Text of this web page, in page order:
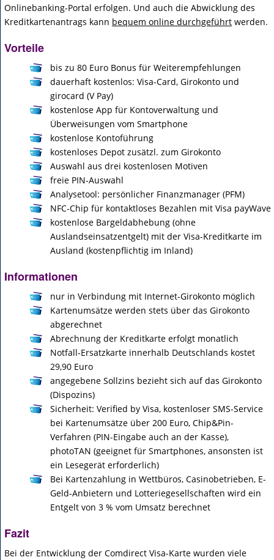
Onlinebanking-Portal erfolgen. Und auch die Abwicklung des
Kreditkartenantrags kann bequem online durchgeführt werden.
Vorteile
bis zu 80 Euro Bonus für Weiterempfehlungen
dauerhaft kostenlos: Visa-Card, Girokonto und
girocard (V Pay)
kostenlose App für Kontoverwaltung und
Überweisungen vom Smartphone
kostenlose Kontoführung
kostenloses Depot zusätzl. zum Girokonto
Auswahl aus drei kostenlosen Motiven
freie PIN-Auswahl
Analysetool: persönlicher Finanzmanager (PFM)
NFC-Chip für kontaktloses Bezahlen mit Visa payWave
kostenlose Bargeldabhebung (ohne
Auslandseinsatzentgelt) mit der Visa-Kreditkarte im
Ausland (kostenpflichtig im Inland)
Informationen
nur in Verbindung mit Internet-Girokonto möglich
Kartenumsätze werden stets über das Girokonto
abgerechnet
Abrechnung der Kreditkarte erfolgt monatlich
Notfall-Ersatzkarte innerhalb Deutschlands kostet
29,90 Euro
angegebene Sollzins bezieht sich auf das Girokonto
(Dispozins)
Sicherheit: Verified by Visa, kostenloser SMS-Service
bei Kartenumsätze über 200 Euro, Chip&Pin-
Verfahren (PIN-Eingabe auch an der Kasse),
photoTAN (geeignet für Smartphones, ansonsten ist
ein Lesegerät erforderlich)
Bei Kartenzahlung in Wettbüros, Casinobetrieben, E-
Geld-Anbietern und Lotteriegesellschaften wird ein
Entgelt von 3 % vom Umsatz berechnet
Fazit
Bei der Entwicklung der Comdirect Visa-Karte wurden viele